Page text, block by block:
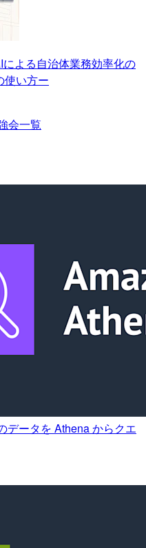
による自治体業務効率化の
使い方ー
会一覧
データを Athena からクエ